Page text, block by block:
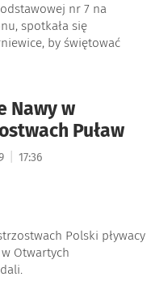
nr 7 na
spotkała się
by świętować
Nawy w
Puław
17:36
Polski pływacy
Otwartych